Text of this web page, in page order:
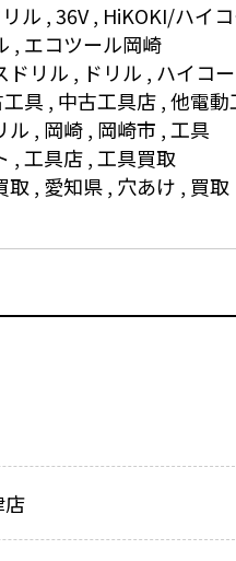
ル 36V HiKOKI/ハイ
エコツール岡崎
ドリル
ドリル ハイコ
具 中古工具店 他電動
ル 岡崎 岡崎市 工具
工具店 工具買取
取 愛知県 穴あけ
買取
店